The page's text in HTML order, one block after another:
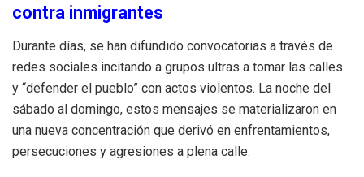
contra inmigrantes
Durante días, se han difundido convocatorias a través de
redes sociales incitando a grupos ultras a tomar las calles
y “defender el pueblo” con actos violentos. La noche del
sábado al domingo, estos mensajes se materializaron en
una nueva concentración que derivó en enfrentamientos,
persecuciones y agresiones a plena calle.